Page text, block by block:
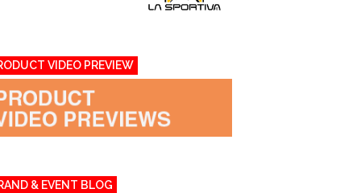
VIDEO PREVIEW
& EVENT BLOG